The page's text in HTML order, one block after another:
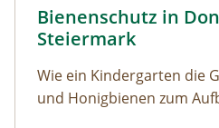
Naturerfolg:
Bienenschutz in
Steiermark
Wie ein Kindergarten die
und Honigbienen zum